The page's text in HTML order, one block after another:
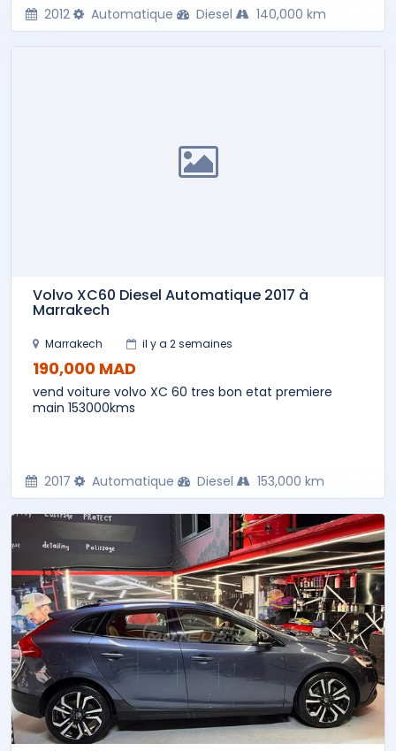
2012 Automatique Diesel 140,000 km
Volvo XC60 Diesel Automatique 2017 à
Marrakech
Marrakech il y a 2 semaines
190,000 MAD
vend voiture volvo XC 60 tres bon etat premiere
main 153000kms
2017 Automatique Diesel 153,000 km